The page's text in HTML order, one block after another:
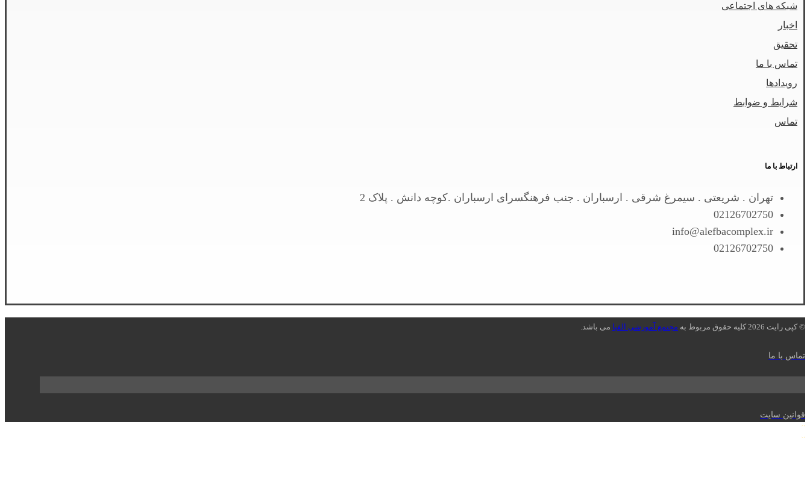
شبکه های اجتماعی
اخبار
تحقیق
تماس با ما
رویدادها
شرایط و ضوابط
تماس
ارتباط با ما
تهران . شریعتی . سیمرغ شرقی . ارسباران . جنب فرهنگسرای ارسباران .کوچه دانش . پلاک 2
02126702750
info@alefbacomplex.ir
02126702750
© کپی رایت 2026 کلیه حقوق مربوط به مجتمع آموزشی الفبا می باشد.
تماس با ما
قوانین سایت